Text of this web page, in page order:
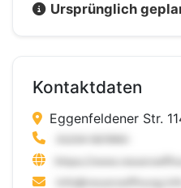
Ursprünglich
Kontaktdaten
Eggenfeldener Str.